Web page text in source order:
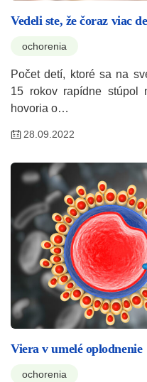
Vedeli ste, že čoraz viac
ochorenia
Počet detí, ktoré sa na
15 rokov rapídne stúpol
hovoria o…
28.09.2022
Viera v umelé oplodnenie
ochorenia